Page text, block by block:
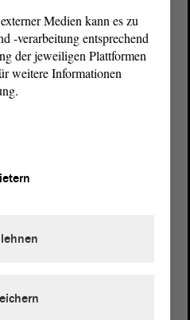
Medien kann es zu
-verarbeitung entsprechend
der jeweiligen Plattformen
weitere Informationen